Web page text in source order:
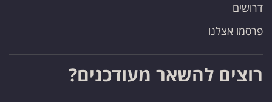
דרושים
פרסמו אצלנו
רוצים להשאר מעודכנים?